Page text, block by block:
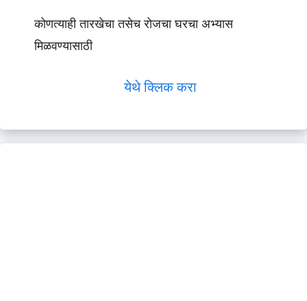
कोणत्याही तारखेचा तसेच रोजचा घरचा अभ्यास
मिळवण्यासाठी
येथे क्लिक करा